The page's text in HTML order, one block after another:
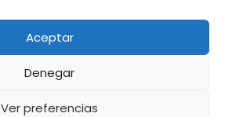
Aceptar
Denegar
Ver preferencias